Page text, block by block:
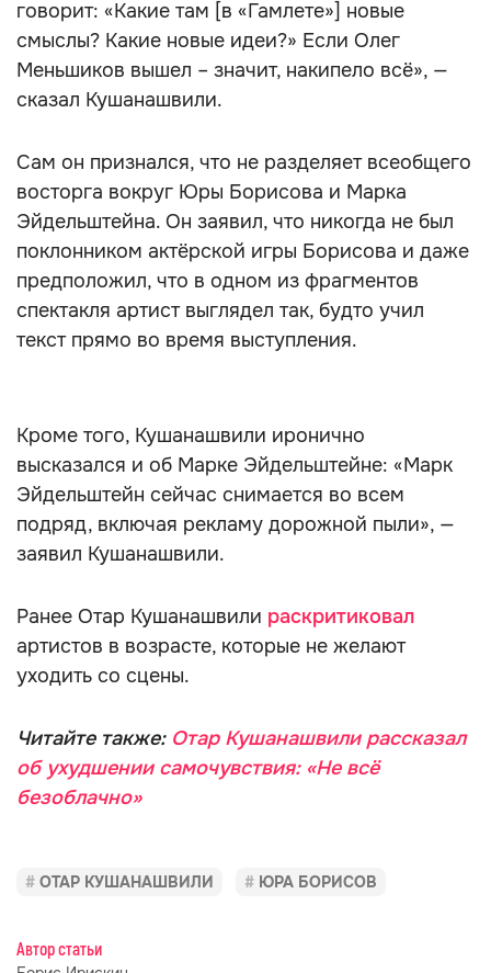
говорит: «Какие там [в «Гамлете»] новые
смыслы? Какие новые идеи?» Если Олег
Меньшиков вышел – значит, накипело всё», —
сказал Кушанашвили.
Сам он признался, что не разделяет всеобщего
восторга вокруг Юры Борисова и Марка
Эйдельштейна. Он заявил, что никогда не был
поклонником актёрской игры Борисова и даже
предположил, что в одном из фрагментов
спектакля артист выглядел так, будто учил
текст прямо во время выступления.
Кроме того, Кушанашвили иронично
высказался и об Марке Эйдельштейне: «Марк
Эйдельштейн сейчас снимается во всем
подряд, включая рекламу дорожной пыли», —
заявил Кушанашвили.
Ранее Отар Кушанашвили раскритиковал
артистов в возрасте, которые не желают
уходить со сцены.
Читайте также: Отар Кушанашвили рассказал
об ухудшении самочувствия: «Не всё
безоблачно»
ОТАР КУШАНАШВИЛИ ЮРА БОРИСОВ
Автор статьи